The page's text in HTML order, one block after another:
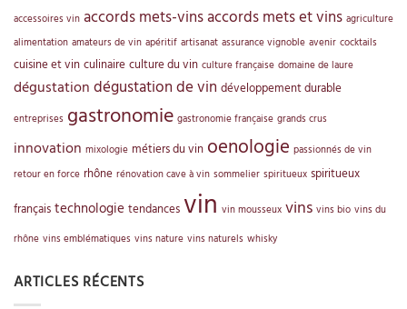
accessoires vin accords mets-vinsaccords mets et vins agriculture
alimentation amateurs de vin apéritif artisanat assurance vignoble avenir cocktails
cuisine et vin culinaire culture du vin culture française domaine de laure
dégustation dégustation de vin développement durable
entreprises gastronomie gastronomie française grands crus
innovation mixologie métiers du vin oenologie passionnés de vin
retour en force rhône rénovation cave à vin sommelier spiritueux spiritueux
français technologie tendances vin vin mousseux vins vins bio vins du
rhône vins emblématiques vins nature vins naturels whisky
ARTICLES RÉCENTS